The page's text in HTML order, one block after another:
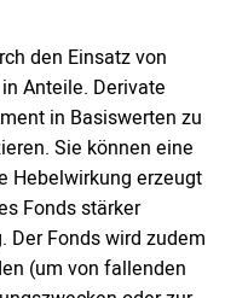
den Einsatz von
Anteile. Derivate
in Basiswerten zu
Sie können eine
Hebelwirkung erzeugt
Fonds stärker
Der Fonds wird zudem
(um von fallenden